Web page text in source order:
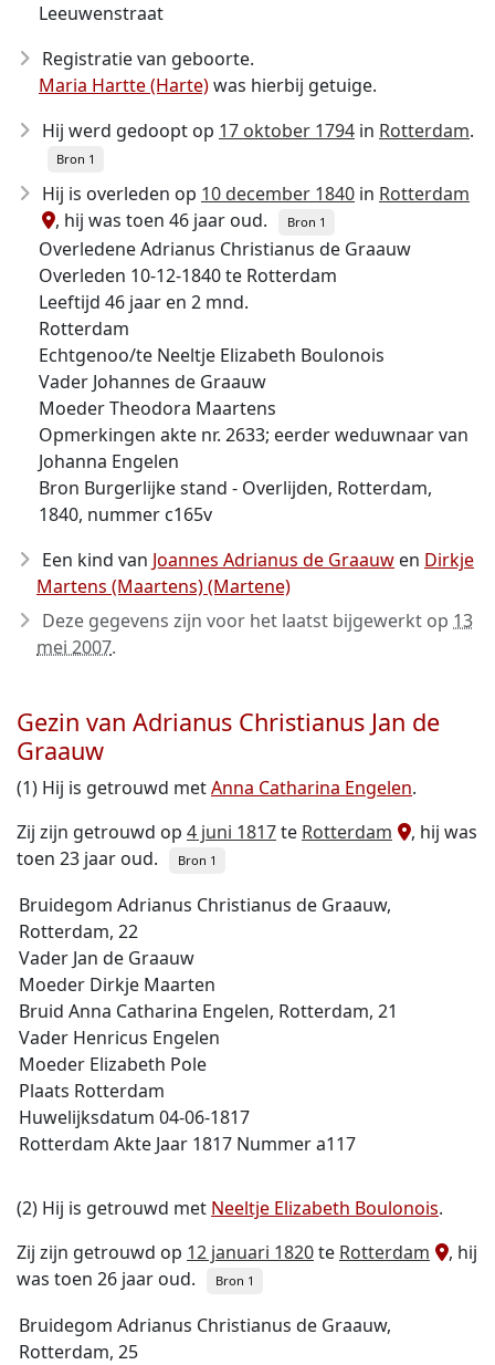
Leeuwenstraat
Registratie van geboorte.
Maria Hartte (Harte)was hierbij getuige.
Hij werd gedoopt op 17 oktober 1794 in Rotterdam.
Bron 1
Hij is overleden op 10 december 1840 in Rotterdam
, hij was toen 46 jaar oud.
Bron 1
Overledene Adrianus Christianus de Graauw
Overleden 10-12-1840 te Rotterdam
Leeftijd 46 jaar en 2 mnd.
Rotterdam
Echtgenoo/te Neeltje Elizabeth Boulonois
Vader Johannes de Graauw
Moeder Theodora Maartens
Opmerkingen akte nr. 2633; eerder weduwnaar van
Johanna Engelen
Bron Burgerlijke stand - Overlijden, Rotterdam,
1840, nummer c165v
Een kind van Joannes Adrianus de Graauw en Dirkje
Martens (Maartens) (Martene)
Deze gegevens zijn voor het laatst bijgewerkt op 13
mei 2007.
Gezin van Adrianus Christianus Jan de
Graauw
(1) Hij is getrouwd metAnna Catharina Engelen.
Zij zijn getrouwd op 4 juni 1817te Rotterdam
, hij was
toen 23 jaar oud.
Bron 1
Bruidegom Adrianus Christianus de Graauw,
Rotterdam, 22
Vader Jan de Graauw
Moeder Dirkje Maarten
Bruid Anna Catharina Engelen, Rotterdam, 21
Vader Henricus Engelen
Moeder Elizabeth Pole
Plaats Rotterdam
Huwelijksdatum 04-06-1817
Rotterdam Akte Jaar 1817 Nummer a117
(2) Hij is getrouwd met Neeltje Elizabeth Boulonois.
Zij zijn getrouwd op 12 januari 1820te Rotterdam
, hij
was toen 26 jaar oud.
Bron 1
Bruidegom Adrianus Christianus de Graauw,
Rotterdam, 25